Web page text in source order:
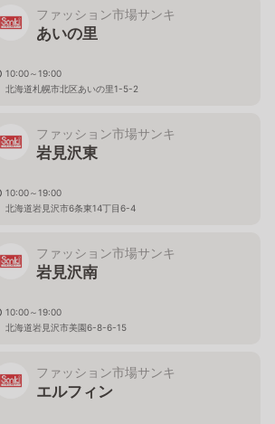
ファッション市場サンキ
あいの里
10:00～19:00
北海道札幌市北区あいの里1-5-2
ファッション市場サンキ
岩見沢東
10:00～19:00
北海道岩見沢市6条東14丁目6-4
ファッション市場サンキ
岩見沢南
10:00～19:00
北海道岩見沢市美園6-8-6-15
ファッション市場サンキ
エルフィン